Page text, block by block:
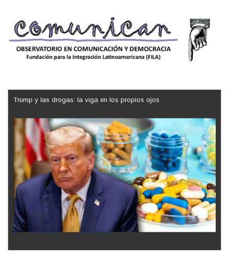
Trump y las drogas: la viga en los propios ojos